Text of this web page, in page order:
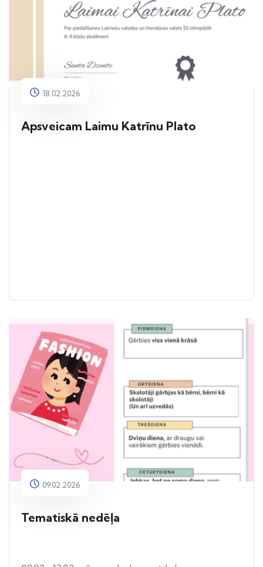
18.02.2026
Apsveicam Laimu Katrīnu Plato
09.02.2026
Tematiskā nedēļa